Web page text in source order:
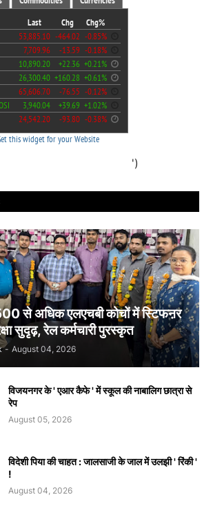
')
से अधिक एलएचबी कोचों में स्टिफऩर
सुदृढ़, रेल कर्मचारी पुरस्कृत
- August 04, 2026
विजयनगर के ' एआर कैफे ' में स्कूल की नाबालिग छात्रा से
रेप
August 05, 2026
विदेशी पिया की चाहत : जालसाजी के जाल में उलझी ' रिंकी '
!
August 04, 2026